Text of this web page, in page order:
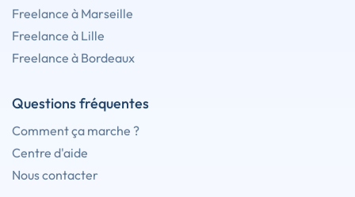
Freelance à Marseille
Freelance à Lille
Freelance à Bordeaux
Questions fréquentes
Comment ça marche ?
Centre d'aide
Nous contacter